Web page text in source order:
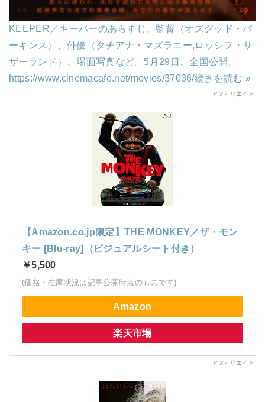
KEEPER／キーパーのあらすじ、監督（オズグッド・パ
ーキンス）、俳優（タチアナ・マズラニー,ロッシフ・サ
ザーランド）、場面写真など。5月29日、全国公開。
https://www.cinemacafe.net/movies/37036/続きを読む »
【Amazon.co.jp限定】THE MONKEY／ザ・モン
キー [Blu-ray]（ビジュアルシート付き）
￥5,500
(価格・在庫状況は記事公開時点のものです)
Amazon
楽天市場